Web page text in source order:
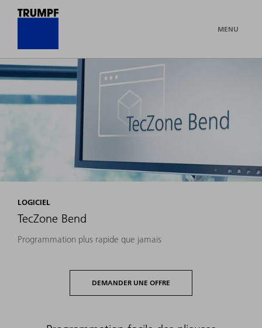
MENU
LOGICIEL
TecZone Bend
Programmation plus rapide que jamais
DEMANDER UNE OFFRE